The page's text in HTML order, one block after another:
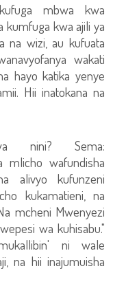
mbwa kwa
kumfuga kwa ajili ya
na wizi, au kufuata
wakati
hayo katika yenye
Hii inatokana na
nini? Sema:
mlicho wafundisha
alivyo kufunzeni
kukamatieni, na
mcheni Mwenyezi
wa kuhisabu."
ni wale
na hii inajumuisha